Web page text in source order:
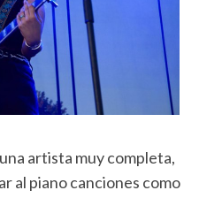
artista muy completa,
al piano canciones como